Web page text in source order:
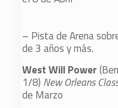
– Pista de Arena
de 3 años y más.
West Will Power
1/8) New Orleans
de Marzo